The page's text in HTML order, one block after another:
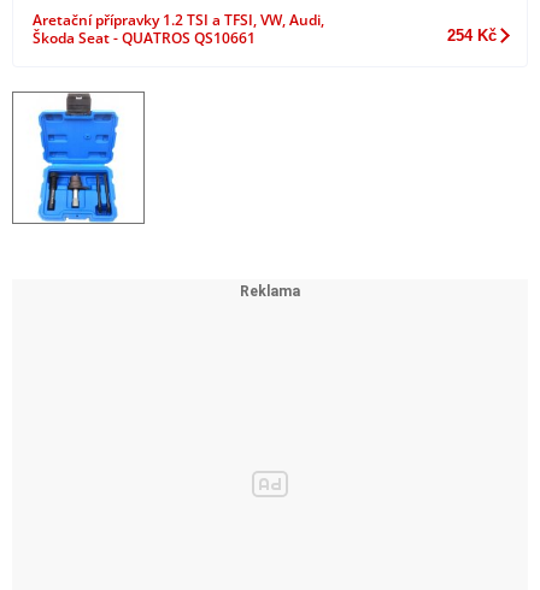
Aretační přípravky 1.2 TSI a TFSI, VW, Audi,
Škoda Seat - QUATROS QS10661
254 Kč